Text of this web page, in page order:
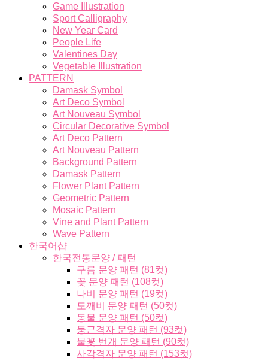
Game Illustration
Sport Calligraphy
New Year Card
People Life
Valentines Day
Vegetable Illustration
PATTERN
Damask Symbol
Art Deco Symbol
Art Nouveau Symbol
Circular Decorative Symbol
Art Deco Pattern
Art Nouveau Pattern
Background Pattern
Damask Pattern
Flower Plant Pattern
Geometric Pattern
Mosaic Pattern
Vine and Plant Pattern
Wave Pattern
한국어샵
한국전통문양 / 패턴
구름 문양 패턴 (81컷)
꽃 문양 패턴 (108컷)
나비 문양 패턴 (19컷)
도깨비 문양 패턴 (50컷)
동물 문양 패턴 (50컷)
둥근격자 문양 패턴 (93컷)
불꽃 번개 문양 패턴 (90컷)
사각격자 문양 패턴 (153컷)